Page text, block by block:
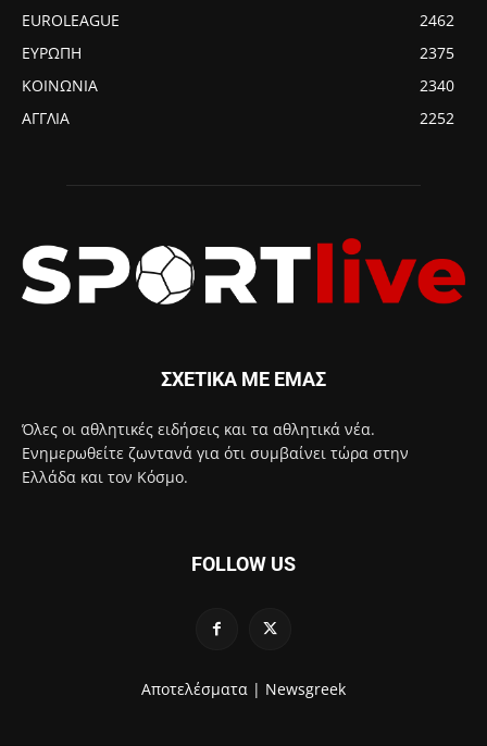
EUROLEAGUE
2462
ΕΥΡΩΠΗ
2375
ΚΟΙΝΩΝΙΑ
2340
ΑΓΓΛΙΑ
2252
ΣΧΕΤΙΚΑ ΜΕ ΕΜΑΣ
Όλες οι αθλητικές ειδήσεις και τα αθλητικά νέα.
Ενημερωθείτε ζωντανά για ότι συμβαίνει τώρα στην
Ελλάδα και τον Κόσμο.
FOLLOW US
Αποτελέσματα | Newsgreek